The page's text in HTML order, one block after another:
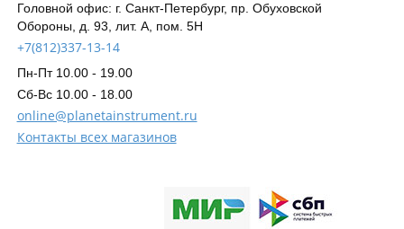
Головной офис: г. Санкт-Петербург, пр. Обуховской
Обороны, д. 93, лит. А, пом. 5Н
+7(812)337-13-14
Пн-Пт 10.00 - 19.00
Сб-Вс 10.00 - 18.00
online@planetainstrument.ru
Контакты всех магазинов